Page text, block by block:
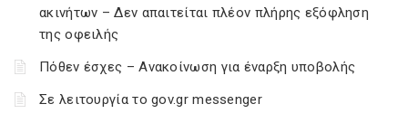
ακινήτων – Δεν απαιτείται πλέον πλήρης εξόφληση
της οφειλής
Πόθεν έσχες – Ανακοίνωση για έναρξη υποβολής
Σε λειτουργία το gov.gr messenger